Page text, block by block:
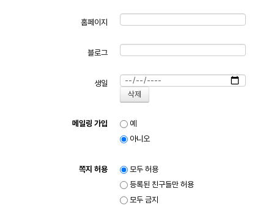
홈페이지
블로그
생일
메일링 가입
예
아니오
쪽지 허용
모두 허용
등록된 친구들만 허용
모두 금지